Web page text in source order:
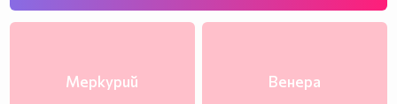
Меркурий Венера